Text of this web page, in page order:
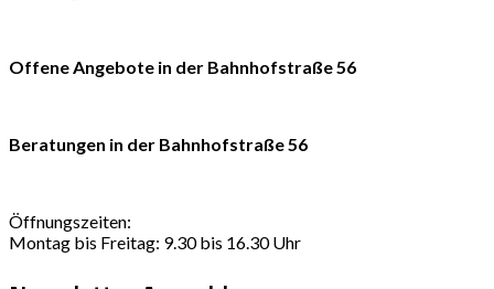
Offene Angebote in der Bahnhofstraße 56
Beratungen in der Bahnhofstraße 56
Öffnungszeiten:
Montag bis Freitag: 9.30 bis 16.30 Uhr